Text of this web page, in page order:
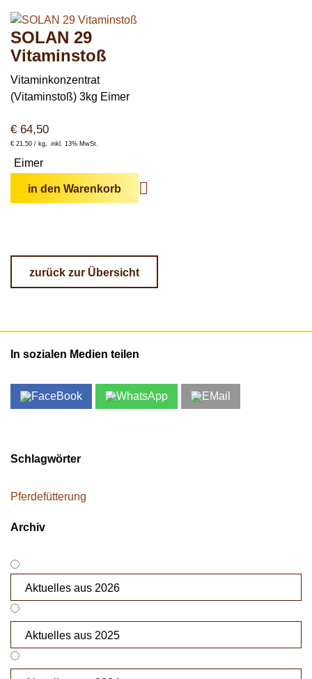
SOLAN 29
Vitaminstoß
Vitaminkonzentrat
(Vitaminstoß) 3kg Eimer
€ 64,50
€ 21,50 / kg inkl. 13% MwSt.
Eimer
in den Warenkorb
zurück zur Übersicht
In sozialen Medien teilen
Schlagwörter
Pferdefütterung
Archiv
Aktuelles aus 2026
Aktuelles aus 2025